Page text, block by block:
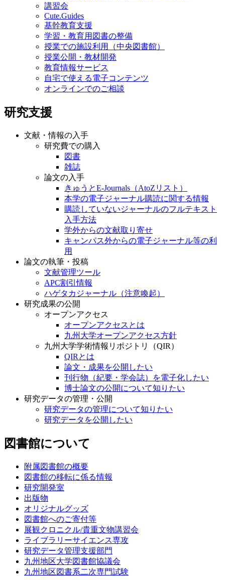
講習会
Cute.Guides
基幹教育支援
学習・教育用図書の整備
授業での施設利用（中央図書館）
授業公開・教材開発
教育情報サービス
自宅で使える電子コンテンツ
オンラインでのご相談
研究支援
文献・情報の入手
研究費での購入
図書
雑誌
論文の入手
きゅうとE-Journals（AtoZリスト）
本学の電子ジャーナル購読に関する情報
購読していないジャーナルのフルテキスト
入手方法
学外からの文献取り寄せ
キャンパス外からの電子ジャーナル等の利
用
論文の執筆・投稿
文献管理ツール
APC割引情報
ハゲタカジャーナル（注意喚起）
研究成果の公開
オープンアクセス
オープンアクセスとは
九州大学オープンアクセス方針
九州大学学術情報リポジトリ（QIR）
QIRとは
論文・成果を公開したい
刊行物（紀要・学会誌）を電子化したい
博士論文の公開について知りたい
研究データの管理・公開
研究データの管理について知りたい
研究データを公開したい
図書館について
附属図書館の概要
図書館の移転に係る情報
研究開発室
出版物
オリジナルグッズ
図書館へのご寄付等
展観クロニクル/貴重文物講習会
ライブラリーサイエンス専攻
研究データ管理支援部門
九州地区大学図書館協議会
九州地区図書系二次専門試験